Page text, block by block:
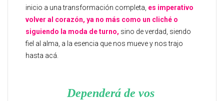
inicio a una transformación completa, es imperativo
volver al corazón, ya no más como un cliché o
siguiendo la moda de turno, sino de verdad, siendo
fiel al alma, a la esencia que nos mueve y nos trajo
hasta acá.
Dependerá de vos